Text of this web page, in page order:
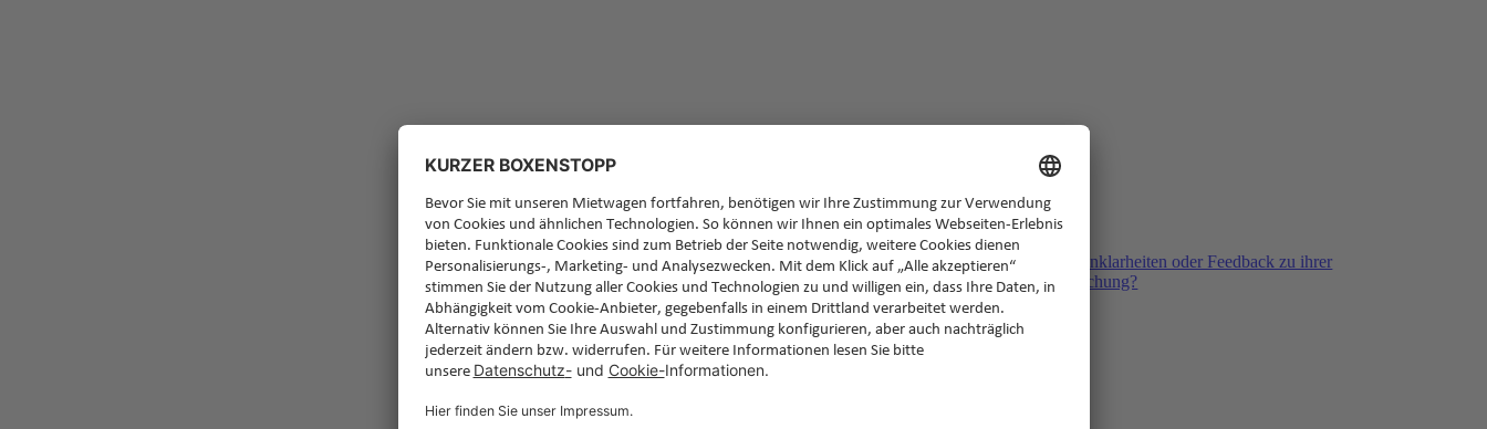
Feedback
Sie haben Fragen, Unklarheiten oder Feedback zu ihrer
zurückliegenden Buchung?